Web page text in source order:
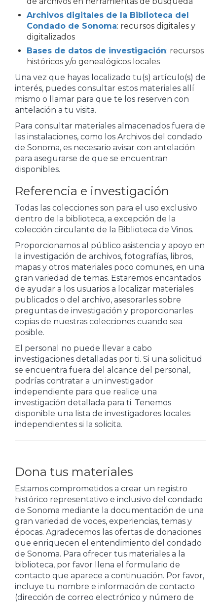
Archivos digitales de la Biblioteca del
Condado de Sonoma: recursos digitales y
digitalizados
Bases de datos de investigación: recursos
históricos y/o genealógicos locales
Una vez que hayas localizado tu(s) artículo(s) de
interés, puedes consultar estos materiales allí
mismo o llamar para que te los reserven con
antelación a tu visita.
Para consultar materiales almacenados fuera de
las instalaciones, como los Archivos del condado
de Sonoma, es necesario avisar con antelación
para asegurarse de que se encuentran
disponibles.
Referencia e investigación
Todas las colecciones son para el uso exclusivo
dentro de la biblioteca, a excepción de la
colección circulante de la Biblioteca de Vinos.
Proporcionamos al público asistencia y apoyo en
la investigación de archivos, fotografías, libros,
mapas y otros materiales poco comunes, en una
gran variedad de temas. Estaremos encantados
de ayudar a los usuarios a localizar materiales
publicados o del archivo, asesorarles sobre
preguntas de investigación y proporcionarles
copias de nuestras colecciones cuando sea
posible.
El personal no puede llevar a cabo
investigaciones detalladas por ti. Si una solicitud
se encuentra fuera del alcance del personal,
podrías contratar a un investigador
independiente para que realice una
investigación detallada para ti. Tenemos
disponible una lista de investigadores locales
independientes si la solicita.
Dona tus materiales
Estamos comprometidos a crear un registro
histórico representativo e inclusivo del condado
de Sonoma mediante la documentación de una
gran variedad de voces, experiencias, temas y
épocas. Agradecemos las ofertas de donaciones
que enriquecen el entendimiento del condado
de Sonoma. Para ofrecer tus materiales a la
biblioteca, por favor llena el formulario de
contacto que aparece a continuación. Por favor,
incluye tu nombre e información de contacto
(dirección de correo electrónico y número de